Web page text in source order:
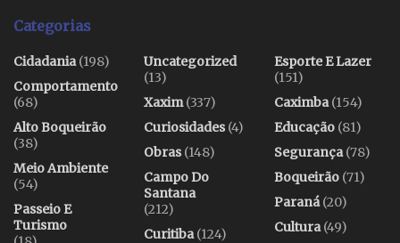
Categorias
Cidadania(198)
Comportamento
(68)
Alto Boqueirão
(38)
Meio Ambiente
(54)
Passeio E
Turismo
Uncategorized
(13)
Xaxim(337)
Curiosidades(4)
Obras(148)
Campo Do
Santana
(212)
Curitiba(124)
Esporte E Lazer
(151)
Caximba(154)
Educação (81)
Segurança(78)
Boqueirão (71)
Paraná(20)
Cultura(49)